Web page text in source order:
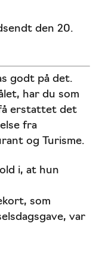
den 20.
godt på det.
har du som
erstattet det
fra
og Turisme.
i, at hun
som
var